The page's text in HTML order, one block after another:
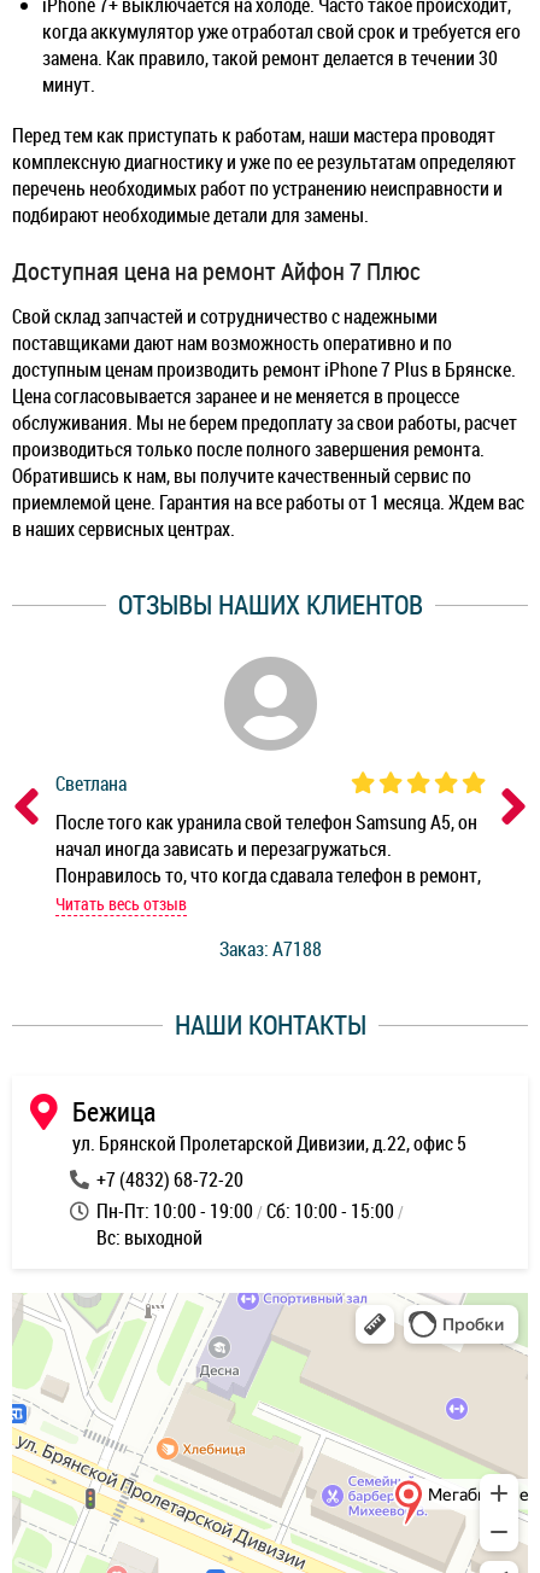
когда аккумулятор уже отработал свой срок и требуется его
замена. Как правило, такой ремонт делается в течении 30
минут.
Перед тем как приступать к работам, наши мастера проводят
комплексную диагностику и уже по ее результатам определяют
перечень необходимых работ по устранению неисправности и
подбирают необходимые детали для замены.
Доступная цена на ремонт Айфон 7 Плюс
Свой склад запчастей и сотрудничество с надежными
поставщиками дают нам возможность оперативно и по
доступным ценам производить ремонт iPhone 7 Plus в Брянске.
Цена согласовывается заранее и не меняется в процессе
обслуживания. Мы не берем предоплату за свои работы, расчет
производиться только после полного завершения ремонта.
Обратившись к нам, вы получите качественный сервис по
приемлемой цене. Гарантия на все работы от 1 месяца. Ждем вас
в наших сервисных центрах.
ОТЗЫВЫ НАШИХ КЛИЕНТОВ
Светлана
После того как уранила свой телефон Samsung A5, он
начал иногда зависать и перезагружаться.
Понравилось то, что когда сдавала телефон в ремонт,
мастер при мне сделал быструю диагностику и сказал
работы и оперативность!
Читать весь отзыв
Заказ: A7188
НАШИ КОНТАКТЫ
Бежица
ул. Брянской Пролетарской Дивизии, д.22, офис 5
+7 (4832) 68-72-20
Пн-Пт: 10:00 - 19:00 Сб: 10:00 - 15:00
Вс: выходной